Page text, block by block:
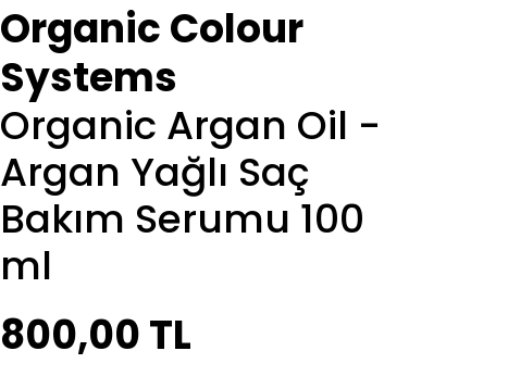
Organic Colour
Systems
Organic Argan Oil -
Argan Yağlı Saç
Bakım Serumu 100
ml
800,00 TL